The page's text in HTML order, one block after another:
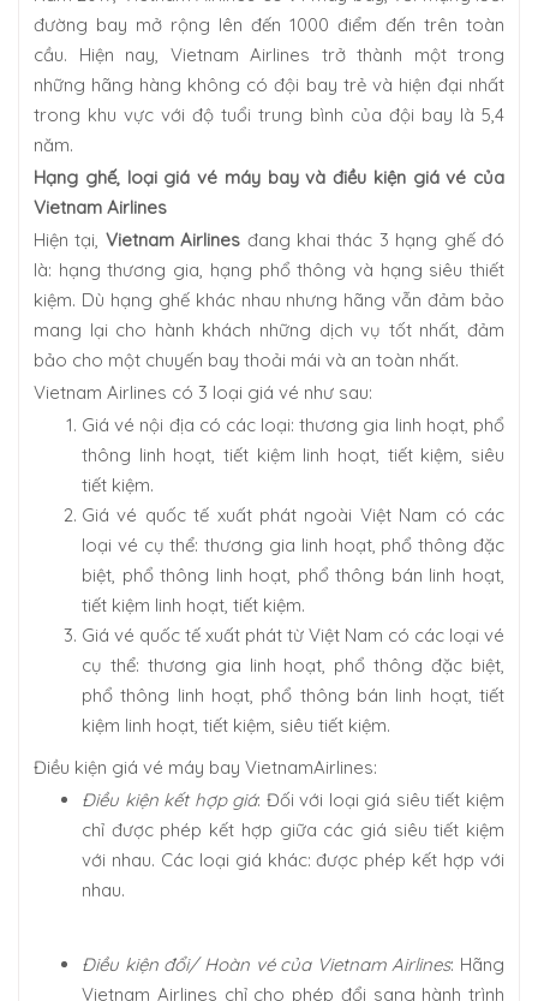
đường bay mở rộng lên đến 1000 điểm đến trên toàn
cầu. Hiện nay, Vietnam Airlines trở thành một trong
những hãng hàng không có đội bay trẻ và hiện đại nhất
trong khu vực với độ tuổi trung bình của đội bay là 5,4
năm.
Hạng ghế, loại giá vé máy bay và điều kiện giá vé của
Vietnam Airlines
Hiện tại, Vietnam Airlines đang khai thác 3 hạng ghế đó
là: hạng thương gia, hạng phổ thông và hạng siêu thiết
kiệm. Dù hạng ghế khác nhau nhưng hãng vẫn đảm bảo
mang lại cho hành khách những dịch vụ tốt nhất, đảm
bảo cho một chuyến bay thoải mái và an toàn nhất.
Vietnam Airlines có 3 loại giá vé như sau:
Giá vé nội địa có các loại: thương gia linh hoạt, phổ
thông linh hoạt, tiết kiệm linh hoạt, tiết kiệm, siêu
tiết kiệm.
Giá vé quốc tế xuất phát ngoài Việt Nam có các
loại vé cụ thể: thương gia linh hoạt, phổ thông đặc
biệt, phổ thông linh hoạt, phổ thông bán linh hoạt,
tiết kiệm linh hoạt, tiết kiệm.
Giá vé quốc tế xuất phát từ Việt Nam có các loại vé
cụ thể: thương gia linh hoạt, phổ thông đặc biệt,
phổ thông linh hoạt, phổ thông bán linh hoạt, tiết
kiệm linh hoạt, tiết kiệm, siêu tiết kiệm.
Điều kiện giá vé máy bay VietnamAirlines:
Điều kiện kết hợp giá: Đối với loại giá siêu tiết kiệm
chỉ được phép kết hợp giữa các giá siêu tiết kiệm
với nhau. Các loại giá khác: được phép kết hợp với
nhau.
Điều kiện đổi/ Hoàn vé của Vietnam Airlines: Hãng
Vietnam Airlines chỉ cho phép đổi sang hành trình